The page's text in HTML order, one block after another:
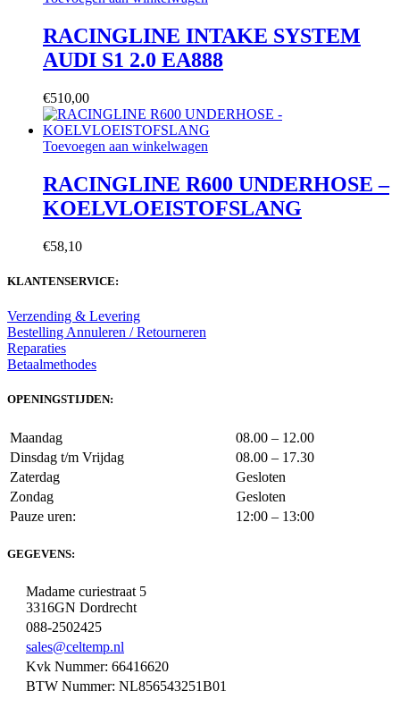
RACINGLINE INTAKE SYSTEM
AUDI S1 2.0 EA888
€510,00
Toevoegen aan winkelwagen
RACINGLINE R600 UNDERHOSE –
KOELVLOEISTOFSLANG
€58,10
KLANTENSERVICE:
Verzending & Levering
Bestelling Annuleren / Retourneren
Reparaties
Betaalmethodes
OPENINGSTIJDEN:
Maandag
08.00 – 12.00
Dinsdag t/m Vrijdag
08.00 – 17.30
Zaterdag
Gesloten
Zondag
Gesloten
Pauze uren:
12:00 – 13:00
GEGEVENS:
Madame curiestraat 5
3316GN Dordrecht
088-2502425
sales@celtemp.nl
Kvk Nummer: 66416620
BTW Nummer: NL856543251B01